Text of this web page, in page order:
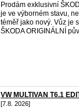
Prodám exklusivní
je ve výborném stavu,
téměř jako nový. Vůz je
ŠKODA ORIGINÁLNÍ
VW MULTIVAN T6.1
[7.8. 2026]